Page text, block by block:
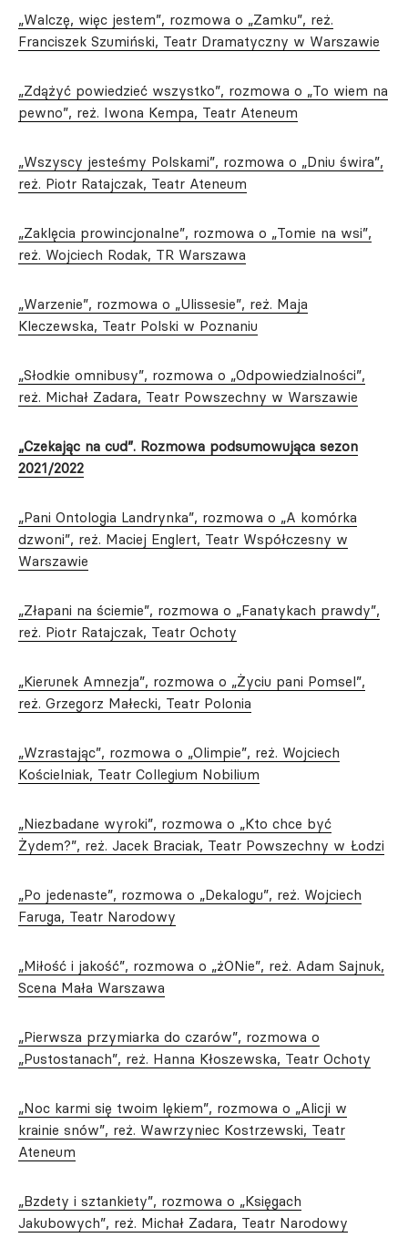
„Walczę, więc jestem”, rozmowa o „Zamku”, reż.
Franciszek Szumiński, Teatr Dramatyczny w Warszawie
„Zdążyć powiedzieć wszystko”, rozmowa o „To wiem na
pewno”, reż. Iwona Kempa, Teatr Ateneum
„Wszyscy jesteśmy Polskami”, rozmowa o „Dniu świra”,
reż. Piotr Ratajczak, Teatr Ateneum
„Zaklęcia prowincjonalne”, rozmowa o „Tomie na wsi”,
reż. Wojciech Rodak, TR Warszawa
„Warzenie”, rozmowa o „Ulissesie”, reż. Maja
Kleczewska, Teatr Polski w Poznaniu
„Słodkie omnibusy”, rozmowa o „Odpowiedzialności”,
reż. Michał Zadara, Teatr Powszechny w Warszawie
„Czekając na cud”. Rozmowa podsumowująca sezon
2021/2022
„Pani Ontologia Landrynka”, rozmowa o „A komórka
dzwoni”, reż. Maciej Englert, Teatr Współczesny w
Warszawie
„Złapani na ściemie”, rozmowa o „Fanatykach prawdy”,
reż. Piotr Ratajczak, Teatr Ochoty
„Kierunek Amnezja”, rozmowa o „Życiu pani Pomsel”,
reż. Grzegorz Małecki, Teatr Polonia
„Wzrastając”, rozmowa o „Olimpie”, reż. Wojciech
Kościelniak, Teatr Collegium Nobilium
„Niezbadane wyroki”, rozmowa o „Kto chce być
Żydem?”, reż. Jacek Braciak, Teatr Powszechny w Łodzi
„Po jedenaste”, rozmowa o „Dekalogu”, reż. Wojciech
Faruga, Teatr Narodowy
„Miłość i jakość”, rozmowa o „żONie”, reż. Adam Sajnuk,
Scena Mała Warszawa
„Pierwsza przymiarka do czarów”, rozmowa o
„Pustostanach”, reż. Hanna Kłoszewska, Teatr Ochoty
„Noc karmi się twoim lękiem”, rozmowa o „Alicji w
krainie snów”, reż. Wawrzyniec Kostrzewski, Teatr
Ateneum
„Bzdety i sztankiety”, rozmowa o „Księgach
Jakubowych”, reż. Michał Zadara, Teatr Narodowy